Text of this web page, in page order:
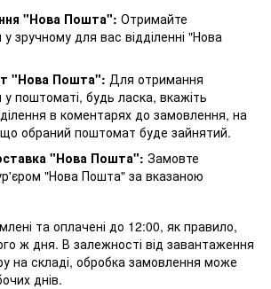
"Нова Пошта": Отримайте
зручному для вас відділенні "Нова
"Нова Пошта": Для отримання
поштоматі, будь ласка, вкажіть
в коментарях до замовлення, на
обраний поштомат буде зайнятий.
"Нова Пошта": Замовте
"Нова Пошта" за вказаною
та оплачені до 12:00, як правило,
ж дня. В залежності від завантаження
на складі, обробка замовлення може
днів.